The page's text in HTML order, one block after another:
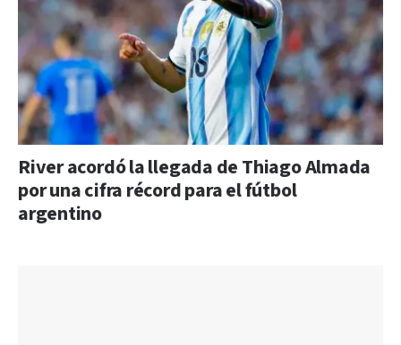
River acordó la llegada de Thiago Almada
por una cifra récord para el fútbol
argentino